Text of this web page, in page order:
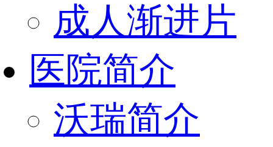
成人渐进片
医院简介
沃瑞简介